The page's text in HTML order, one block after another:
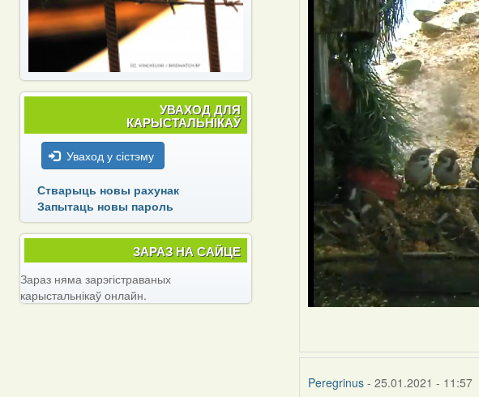
Peregrinus - 25.01.2021 - 11:57
УВАХОД ДЛЯ
КАРЫСТАЛЬНІКАЎ
Уваход у сістэму
Стварыць новы рахунак
Запытаць новы пароль
ЗАРАЗ НА САЙЦЕ
Зараз няма зарэгістраваных
карыстальнікаў онлайн.